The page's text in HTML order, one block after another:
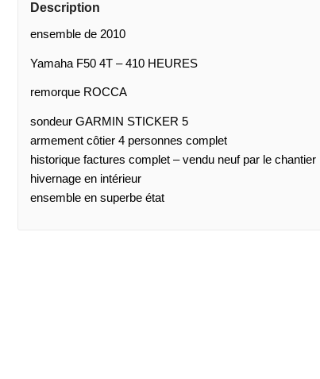
Description
ensemble de 2010
Yamaha F50 4T – 410 HEURES
remorque ROCCA
sondeur GARMIN STICKER 5
armement côtier 4 personnes complet
historique factures complet – vendu neuf par le chantier
hivernage en intérieur
ensemble en superbe état